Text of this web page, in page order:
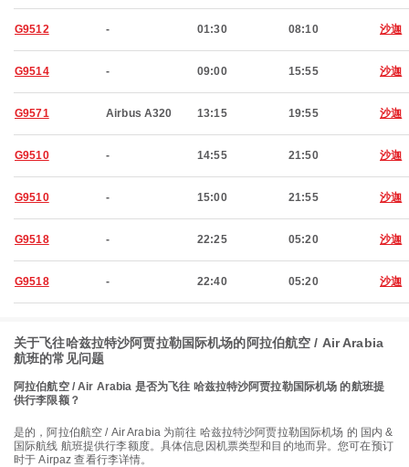
G9512 - 01:30 08:10 沙迦
G9514 - 09:00 15:55 沙迦
G9571 Airbus A320 13:15 19:55 沙迦
G9510 - 14:55 21:50 沙迦
G9510 - 15:00 21:55 沙迦
G9518 - 22:25 05:20 沙迦
G9518 - 22:40 05:20 沙迦
关于飞往哈兹拉特沙阿贾拉勒国际机场的阿拉伯航空 / Air Arabia
航班的常见问题
阿拉伯航空 / Air Arabia 是否为飞往 哈兹拉特沙阿贾拉勒国际机场 的航班提
供行李限额？
是的，阿拉伯航空 / Air Arabia 为前往 哈兹拉特沙阿贾拉勒国际机场 的 国内 &
国际航线 航班提供行李额度。具体信息因机票类型和目的地而异。您可在预订
时于 Airpaz 查看行李详情。